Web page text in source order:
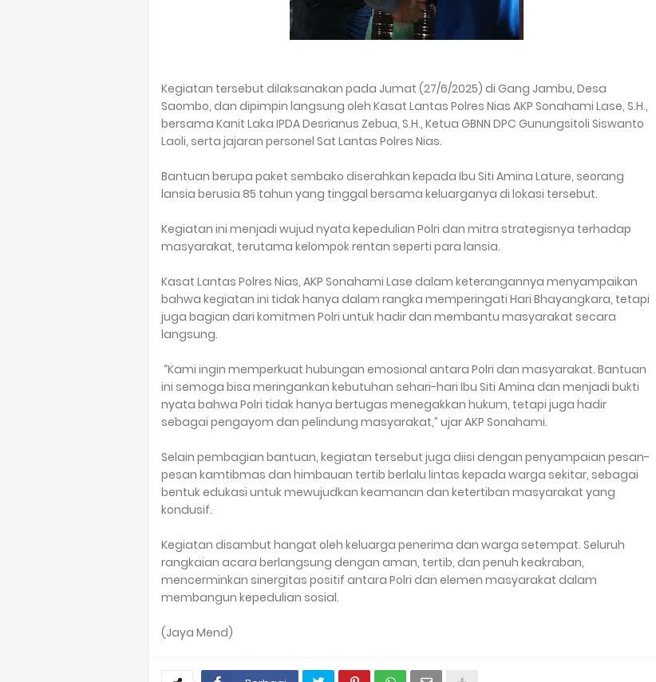
Kegiatan tersebut dilaksanakan pada Jumat (27/6/2025) di Gang Jambu, Desa
Saombo, dan dipimpin langsung oleh Kasat Lantas Polres Nias AKP Sonahami Lase, S.H.,
bersama Kanit Laka IPDA Desrianus Zebua, S.H., Ketua GBNN DPC Gunungsitoli Siswanto
Laoli, serta jajaran personel Sat Lantas Polres Nias.
Bantuan berupa paket sembako diserahkan kepada Ibu Siti Amina Lature, seorang
lansia berusia 85 tahun yang tinggal bersama keluarganya di lokasi tersebut.
Kegiatan ini menjadi wujud nyata kepedulian Polri dan mitra strategisnya terhadap
masyarakat, terutama kelompok rentan seperti para lansia.
Kasat Lantas Polres Nias, AKP Sonahami Lase dalam keterangannya menyampaikan
bahwa kegiatan ini tidak hanya dalam rangka memperingati Hari Bhayangkara, tetapi
juga bagian dari komitmen Polri untuk hadir dan membantu masyarakat secara
langsung.
“Kami ingin memperkuat hubungan emosional antara Polri dan masyarakat. Bantuan
ini semoga bisa meringankan kebutuhan sehari-hari Ibu Siti Amina dan menjadi bukti
nyata bahwa Polri tidak hanya bertugas menegakkan hukum, tetapi juga hadir
sebagai pengayom dan pelindung masyarakat,” ujar AKP Sonahami.
Selain pembagian bantuan, kegiatan tersebut juga diisi dengan penyampaian pesan-
pesan kamtibmas dan himbauan tertib berlalu lintas kepada warga sekitar, sebagai
bentuk edukasi untuk mewujudkan keamanan dan ketertiban masyarakat yang
kondusif.
Kegiatan disambut hangat oleh keluarga penerima dan warga setempat. Seluruh
rangkaian acara berlangsung dengan aman, tertib, dan penuh keakraban,
mencerminkan sinergitas positif antara Polri dan elemen masyarakat dalam
membangun kepedulian sosial.
(Jaya Mend)